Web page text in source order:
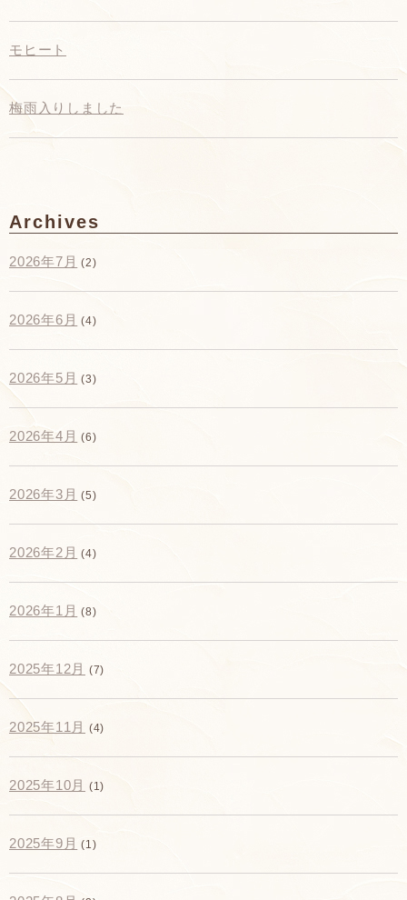
モヒート
梅雨入りしました
Archives
2026年7月 (2)
2026年6月 (4)
2026年5月 (3)
2026年4月 (6)
2026年3月 (5)
2026年2月 (4)
2026年1月 (8)
2025年12月 (7)
2025年11月 (4)
2025年10月 (1)
2025年9月 (1)